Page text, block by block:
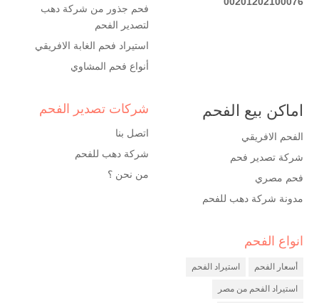
فحم جذور من شركة دهب
لتصدير الفحم
استيراد فحم الغابة الافريقي
أنواع فحم المشاوي
اماكن بيع الفحم
الفحم الافريقي
شركة تصدير فحم
فحم مصري
مدونة شركة دهب للفحم
شركات تصدير الفحم
اتصل بنا
شركة دهب للفحم
من نحن ؟
انواع الفحم
أسعار الفحم استيراد الفحم
استيراد الفحم من مصر